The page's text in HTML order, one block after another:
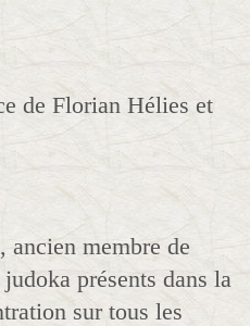
de Florian Hélies et
ancien membre de
présents dans la
sur tous les